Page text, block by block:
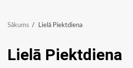
Sākums Lielā Piektdiena
Lielā Piektdiena